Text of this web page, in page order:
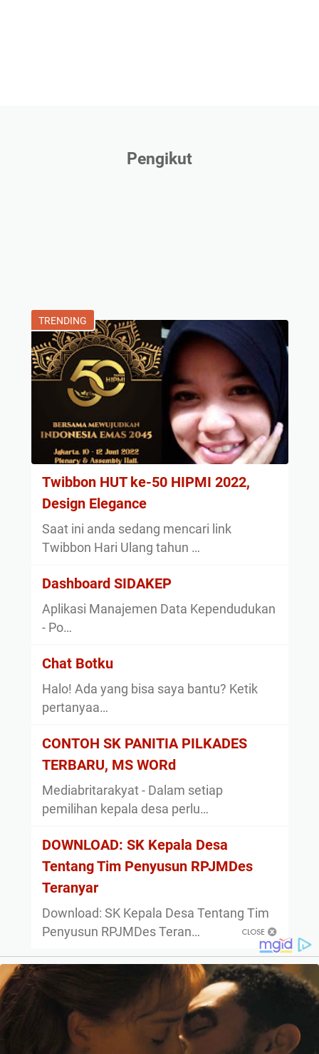
Pengikut
TRENDING
Twibbon HUT ke-50 HIPMI 2022,
Design Elegance
Saat ini anda sedang mencari link
Twibbon Hari Ulang tahun …
Dashboard SIDAKEP
Aplikasi Manajemen Data Kependudukan
- Po…
Chat Botku
Halo! Ada yang bisa saya bantu? Ketik
pertanyaa…
CONTOH SK PANITIA PILKADES
TERBARU, MS WORd
Mediabritarakyat - Dalam setiap
pemilihan kepala desa perlu…
DOWNLOAD: SK Kepala Desa
Tentang Tim Penyusun RPJMDes
Teranyar
Download: SK Kepala Desa Tentang Tim
Penyusun RPJMDes Teran…
Privacy Policy Sitemap
Disclaimer
Contact